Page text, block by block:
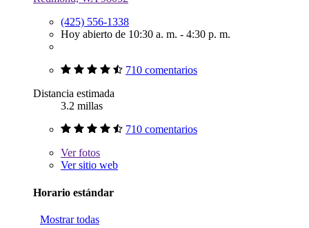
(425) 556-1338
Hoy abierto de 10:30 a. m. - 4:30 p. m.
710 comentarios
Distancia estimada
3.2 millas
710 comentarios
Verfotos
Ver sitio web
Horario estándar
Mostrar todas